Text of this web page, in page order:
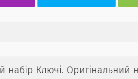
набір Ключі. Оригінальний